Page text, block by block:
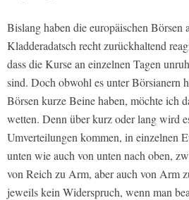
Bislang haben die europäischen Börsen
Kladderadatsch recht zurückhaltend
dass die Kurse an einzelnen Tagen
sind. Doch obwohl es unter Börsianern
Börsen kurze Beine haben, möchte ich
wetten. Denn über kurz oder lang wird
Umverteilungen kommen, in einzelnen
unten wie auch von unten nach oben,
von Reich zu Arm, aber auch von Arm
jeweils kein Widerspruch, wenn man